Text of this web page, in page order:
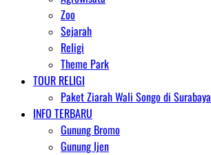
Zoo
Sejarah
Religi
Theme Park
TOUR RELIGI
Paket Ziarah Wali Songo di Surabaya
INFO TERBARU
Gunung Bromo
Gunung Ijen